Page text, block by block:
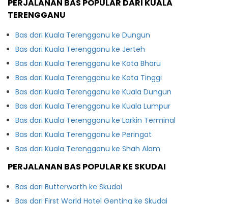
PERJALANAN BAS POPULAR DARI KUALA
TERENGGANU
Bas dari Kuala Terengganu ke Dungun
Bas dari Kuala Terengganu ke Jerteh
Bas dari Kuala Terengganu ke Kota Bharu
Bas dari Kuala Terengganu ke Kota Tinggi
Bas dari Kuala Terengganu ke Kuala Dungun
Bas dari Kuala Terengganu ke Kuala Lumpur
Bas dari Kuala Terengganu ke Larkin Terminal
Bas dari Kuala Terengganu ke Peringat
Bas dari Kuala Terengganu ke Shah Alam
PERJALANAN BAS POPULAR KE SKUDAI
Bas dari Butterworth ke Skudai
Bas dari First World Hotel Genting ke Skudai